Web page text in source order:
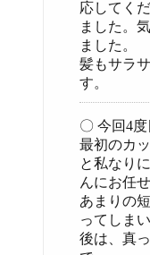
応してく
ました。
ました。
髪もサラ
す。
〇 今回4度
最初のカ
と私なり
んにお任
あまりの
ってしま
後は、真